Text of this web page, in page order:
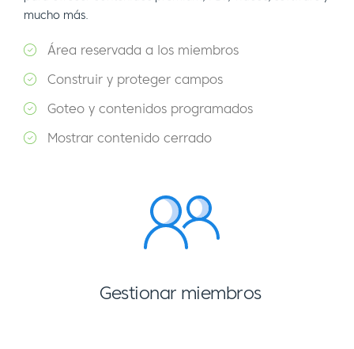
mucho más.
Área reservada a los miembros
Construir y proteger campos
Goteo y contenidos programados
Mostrar contenido cerrado
Gestionar miembros